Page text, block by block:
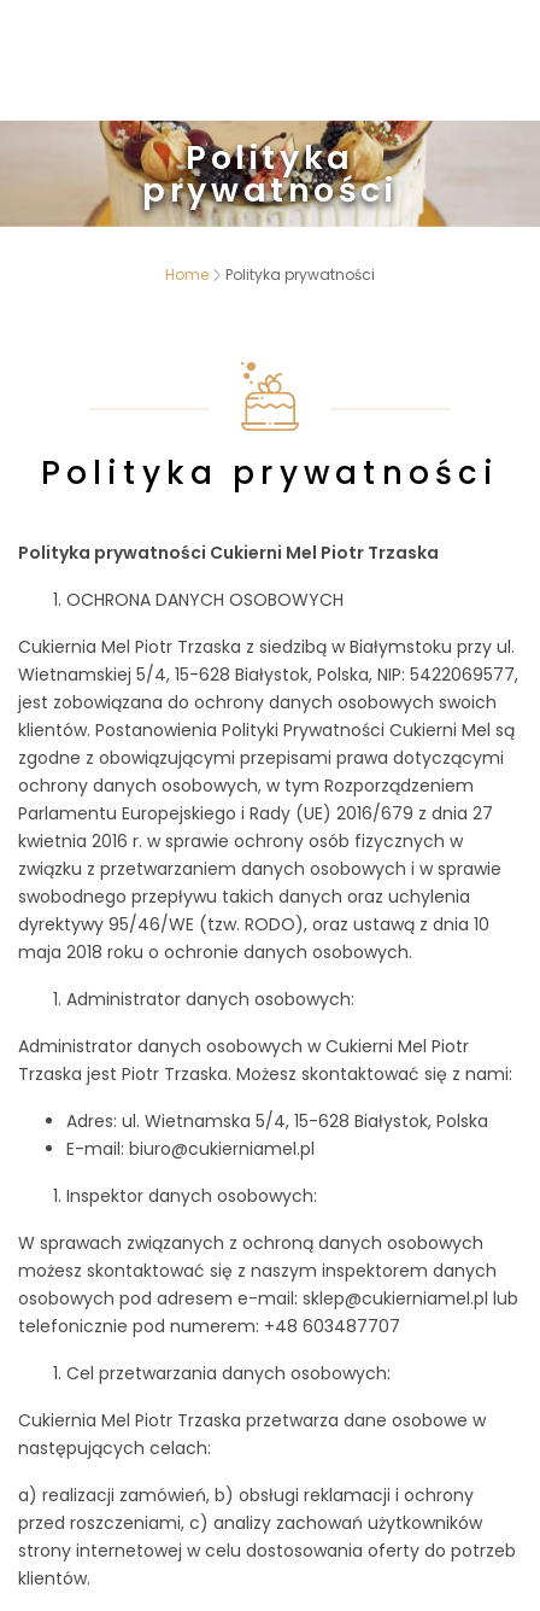
Polityka
prywatności
Home Polityka prywatności
Polityka prywatności
Polityka prywatności Cukierni Mel Piotr Trzaska
OCHRONA DANYCH OSOBOWYCH
Cukiernia Mel Piotr Trzaska z siedzibą w Białymstoku przy ul.
Wietnamskiej 5/4, 15-628 Białystok, Polska, NIP: 5422069577,
jest zobowiązana do ochrony danych osobowych swoich
klientów. Postanowienia Polityki Prywatności Cukierni Mel są
zgodne z obowiązującymi przepisami prawa dotyczącymi
ochrony danych osobowych, w tym Rozporządzeniem
Parlamentu Europejskiego i Rady (UE) 2016/679 z dnia 27
kwietnia 2016 r. w sprawie ochrony osób fizycznych w
związku z przetwarzaniem danych osobowych i w sprawie
swobodnego przepływu takich danych oraz uchylenia
dyrektywy 95/46/WE (tzw. RODO), oraz ustawą z dnia 10
maja 2018 roku o ochronie danych osobowych.
Administrator danych osobowych:
Administrator danych osobowych w Cukierni Mel Piotr
Trzaska jest Piotr Trzaska. Możesz skontaktować się z nami:
Adres: ul. Wietnamska 5/4, 15-628 Białystok, Polska
E-mail: biuro@cukierniamel.pl
Inspektor danych osobowych:
W sprawach związanych z ochroną danych osobowych
możesz skontaktować się z naszym inspektorem danych
osobowych pod adresem e-mail: sklep@cukierniamel.pl lub
telefonicznie pod numerem: +48 603487707
Cel przetwarzania danych osobowych:
Cukiernia Mel Piotr Trzaska przetwarza dane osobowe w
następujących celach:
a) realizacji zamówień, b) obsługi reklamacji i ochrony
przed roszczeniami, c) analizy zachowań użytkowników
strony internetowej w celu dostosowania oferty do potrzeb
klientów.